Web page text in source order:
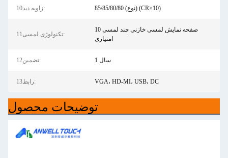
10زاویه دید: 85/85/80/80 (نوع) (CR≥10)
11تکنولوژی لمسی:
صفحه نمایش لمسی خازنی چند لمسی 10
امتیازی
12تضمین: 1 سال
13رابط: VGA، HD-MI، USB، DC
توضیحات محصول